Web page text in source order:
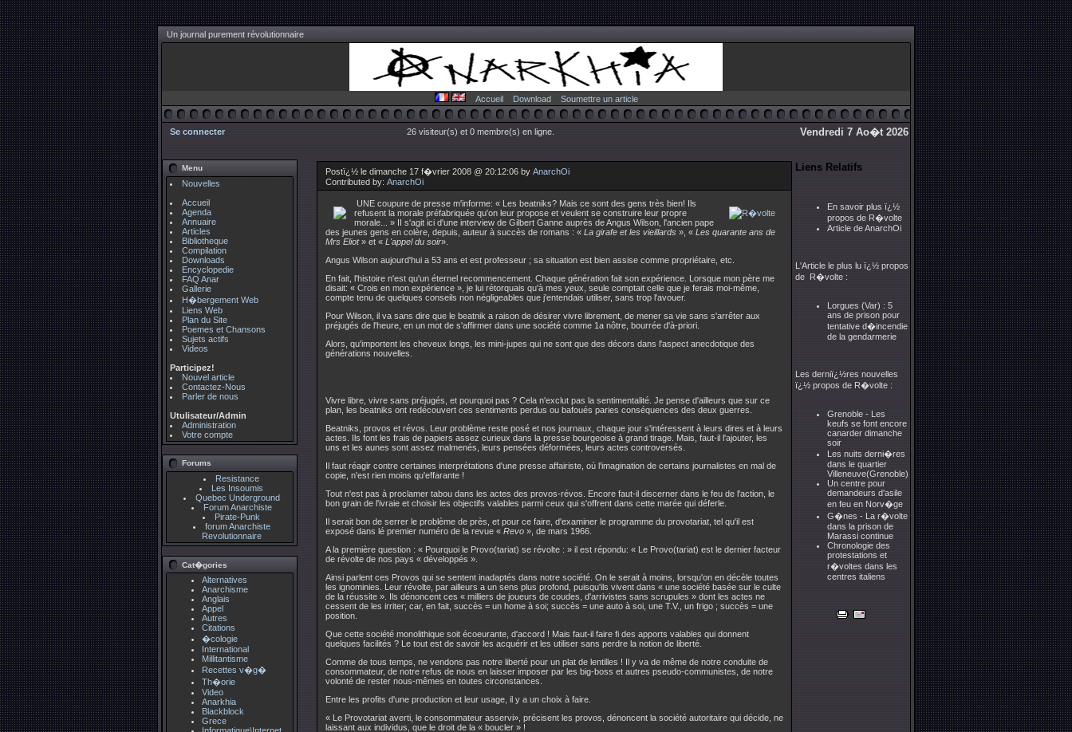
Un journal purement révolutionnaire
Accueil Download Soumettre un article
Se connecter 26 visiteur(s) et 0 membre(s) en ligne. Vendredi 7 Ao�t 2026
Menu
Nouvelles
Accueil
Agenda
Annuaire
Articles
Bibliotheque
Compilation
Downloads
Encyclopedie
FAQ Anar
Gallerie
H�bergement Web
Liens Web
Plan du Site
Poemes et Chansons
Sujets actifs
Videos
Participez!
Nouvel article
Contactez-Nous
Parler de nous
Utulisateur/Admin
Administration
Votre compte
Forums
Resistance
Les Insoumis
Quebec Underground
Forum Anarchiste
Pirate-Punk
forum Anarchiste
Revolutionnaire
Cat�gories
Alternatives
Anarchisme
Anglais
Appel
Autres
Citations
�cologie
International
Millitantisme
Recettes v�g�
Th�orie
Video
Anarkhia
Blackblock
Grece
Postï¿½ le dimanche 17 f�vrier 2008 @ 20:12:06 by AnarchOi
Contributed by: AnarchOi
UNE coupure de presse m'informe: « Les beatniks? Mais ce sont des gens très bien! Ils
refusent la morale préfabriquée qu'on leur propose et veulent se construire leur propre
morale... » II s'agit ici d'une interview de Gilbert Ganne auprès de Angus Wilson, l'ancien pape
des jeunes gens en colère, depuis, auteur à succès de romans : « La girafe et les vieillards », « Les quarante ans de
Mrs Eliot» et « L'appel du soir».
Angus Wilson aujourd'hui a 53 ans et est professeur ; sa situation est bien assise comme propriétaire, etc.
En fait, l'histoire n'est qu'un éternel recommencement. Chaque génération fait son expérience. Lorsque mon père me
disait: « Crois en mon expérience », je lui rétorquais qu'à mes yeux, seule comptait celle que je ferais moi-même,
compte tenu de quelques conseils non négligeables que j'entendais utiliser, sans trop l'avouer.
Pour Wilson, il va sans dire que le beatnik a raison de désirer vivre librement, de mener sa vie sans s'arrêter aux
préjugés de l'heure, en un mot de s'affirmer dans une société comme 1a nôtre, bourrée d'à-priori.
Alors, qu'importent les cheveux longs, les mini-jupes qui ne sont que des décors dans l'aspect anecdotique des
générations nouvelles.
Vivre libre, vivre sans préjugés, et pourquoi pas ? Cela n'exclut pas la sentimentalité. Je pense d'ailleurs que sur ce
plan, les beatniks ont redécouvert ces sentiments perdus ou bafoués paries conséquences des deux guerres.
Beatniks, provos et révos. Leur problème reste posé et nos journaux, chaque jour s'intéressent à leurs dires et à leurs
actes. Ils font les frais de papiers assez curieux dans la presse bourgeoise à grand tirage. Mais, faut-il l'ajouter, les
uns et les aunes sont assez malmenés, leurs pensées déformées, leurs actes controversés.
Il faut réagir contre certaines interprétations d'une presse affairiste, où l'imagination de certains journalistes en mal de
copie, n'est rien moins qu'effarante !
Tout n'est pas à proclamer tabou dans les actes des provos-révos. Encore faut-il discerner dans le feu de l'action, le
bon grain de l'ivraie et choisir les objectifs valables parmi ceux qui s'offrent dans cette marée qui déferle.
Il serait bon de serrer le problème de près, et pour ce faire, d'examiner le programme du provotariat, tel qu'il est
exposé dans lé premier numéro de la revue « Revo », de mars 1966.
A la première question : « Pourquoi le Provo(tariat) se révolte : » il est répondu: « Le Provo(tariat) est le dernier facteur
de révolte de nos pays « développés ».
Ainsi parlent ces Provos qui se sentent inadaptés dans notre société. On le serait à moins, lorsqu'on en décèle toutes
les ignominies. Leur révolte, par ailleurs a un sens plus profond, puisqu'ils vivent dans « une société basée sur le culte
de la réussite ». Ils dénoncent ces « milliers de joueurs de coudes, d'arrivistes sans scrupules » dont les actes ne
cessent de les irriter; car, en fait, succès = un home à soi; succès = une auto à soi, une T.V., un frigo ; succès = une
position.
Que cette société monolithique soit écoeurante, d'accord ! Mais faut-il faire fi des apports valables qui donnent
quelques facilités ? Le tout est de savoir les acquérir et les utiliser sans perdre la notion de liberté.
Comme de tous temps, ne vendons pas notre liberté pour un plat de lentilles ! Il y va de même de notre conduite de
consommateur, de notre refus de nous en laisser imposer par les big-boss et autres pseudo-communistes, de notre
volonté de rester nous-mêmes en toutes circonstances.
Entre les profits d'une production et leur usage, il y a un choix à faire.
« Le Provotariat averti, le consommateur asservi», précisent les provos, dénoncent la société autoritaire qui décide, ne
laissant aux individus, que le droit de la « boucler » !
Liens Relatifs
En savoir plus ï¿½
propos de R�volte
Article de AnarchOi
L'Article le plus lu ï¿½ propos
de R�volte :
Lorgues (Var) : 5
ans de prison pour
tentative d�incendie
de la gendarmerie
Les derniï¿½res nouvelles
ï¿½ propos de R�volte :
Grenoble - Les
keufs se font encore
canarder dimanche
soir
Les nuits derni�res
dans le quartier
Villeneuve(Grenoble)
Un centre pour
demandeurs d'asile
en feu en Norv�ge
G�nes - La r�volte
dans la prison de
Marassi continue
Chronologie des
protestations et
r�voltes dans les
centres italiens